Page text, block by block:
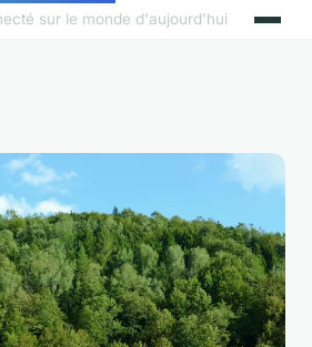
sur le monde d'aujourd'hui